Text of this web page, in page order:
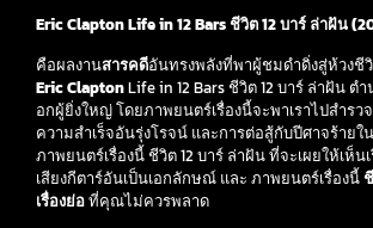
Eric Clapton Life in 12 Bars ชีวิต 12 บาร์ ล่าฝัน
คือผลงานสารคดีอันทรงพลังที่พาผู้ชมดำดิ่งสู่ห้วง
Eric ClaptonLife in 12 Bars ชีวิต 12 บาร์ ล่าฝัน ต
อกผู้ยิ่งใหญ่ โดยภาพยนตร์เรื่องนี้จะพาเราไปสำรว
ความสำเร็จอันรุ่งโรจน์ และการต่อสู้กับปีศาจร้ายใ
ภาพยนตร์เรื่องนี้ ชีวิต 12 บาร์ ล่าฝัน ที่จะเผยให้เห็น
เสียงกีตาร์อันเป็นเอกลักษณ์ และ ภาพยนตร์เรื่องนี้
เรื่องย่อที่คุณไม่ควรพลาด